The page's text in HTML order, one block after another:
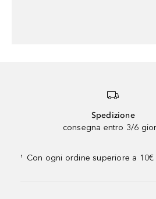
Spedizione
consegna entro 3/6
¹ Con ogni ordine superiore a